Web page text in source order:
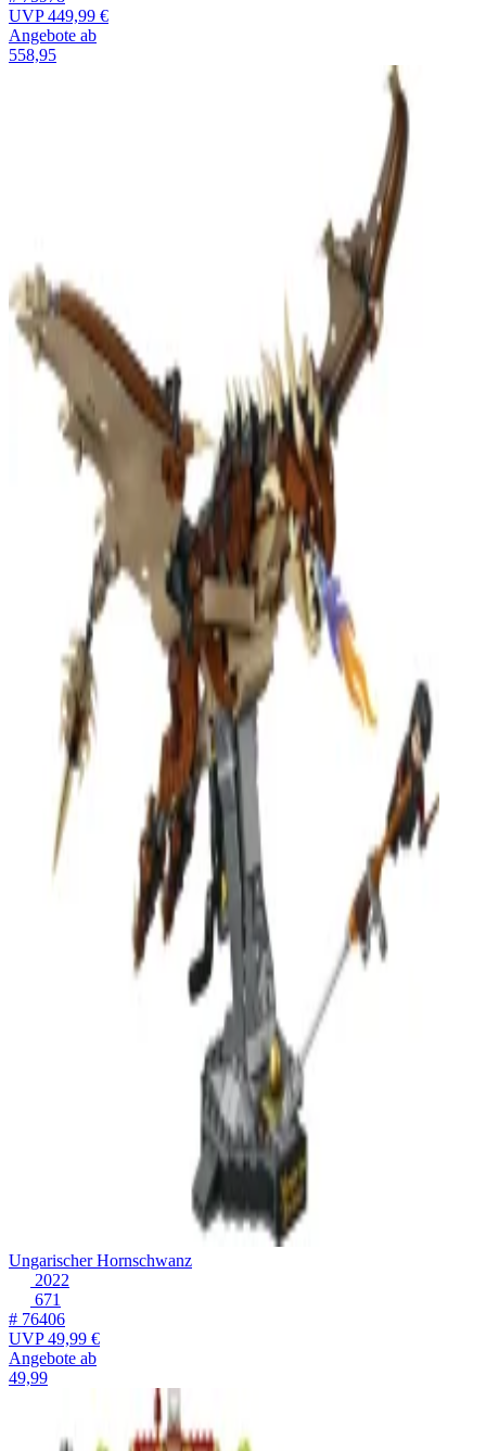
UVP449,99 €
Angebote ab
558,95
Ungarischer Hornschwanz
2022
671
# 76406
UVP49,99 €
Angebote ab
49,99